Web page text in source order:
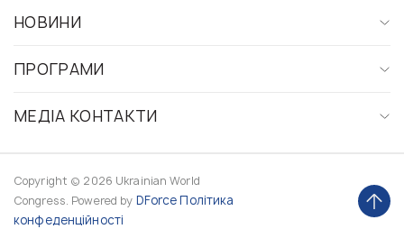
НОВИНИ
ПРОГРАМИ
МЕДІА КОНТАКТИ
Copyright © 2026 Ukrainian World
Congress. Powered by DForceПолітика
конфеденційності